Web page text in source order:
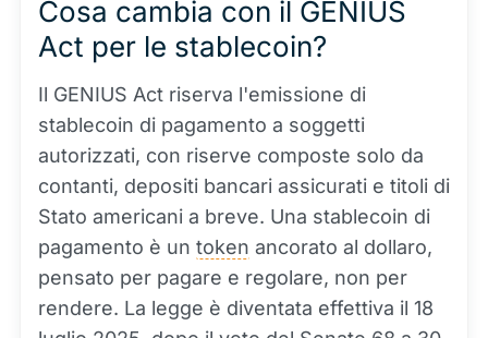
Cosa cambia con il GENIUS
Act per le stablecoin?
Il GENIUS Act riserva l'emissione di
stablecoin di pagamento a soggetti
autorizzati, con riserve composte solo da
contanti, depositi bancari assicurati e titoli di
Stato americani a breve. Una stablecoin di
pagamento è un token ancorato al dollaro,
pensato per pagare e regolare, non per
rendere. La legge è diventata effettiva il 18